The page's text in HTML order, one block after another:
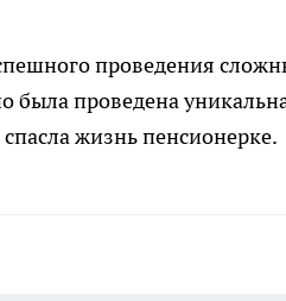
проведения
была проведена
жизнь пенсионерке.